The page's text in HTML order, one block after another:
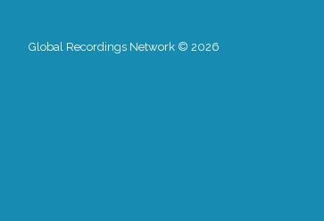
Global Recordings Network © 2026